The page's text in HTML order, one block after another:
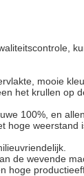
mooie
het krullen op
100%, en
hoge weerstand
de wevende
hoge